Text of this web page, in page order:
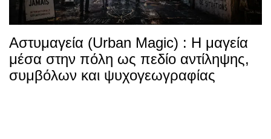
Αστυμαγεία (Urban Magic) : Η μαγεία
μέσα στην πόλη ως πεδίο αντίληψης,
συμβόλων και ψυχογεωγραφίας